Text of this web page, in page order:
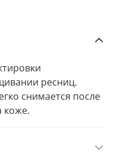
ресниц.
снимается после
коже.